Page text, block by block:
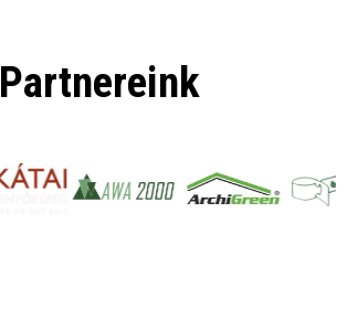
Partnereink